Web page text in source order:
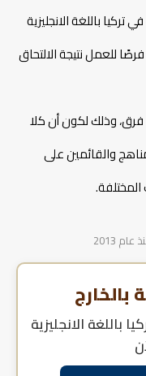
باللغة الانجليزية
للعمل نتيجة الالتحاق
فرق، وذلك لكون أن كلا
والقائمين على
2013
باللغة الانجليزية